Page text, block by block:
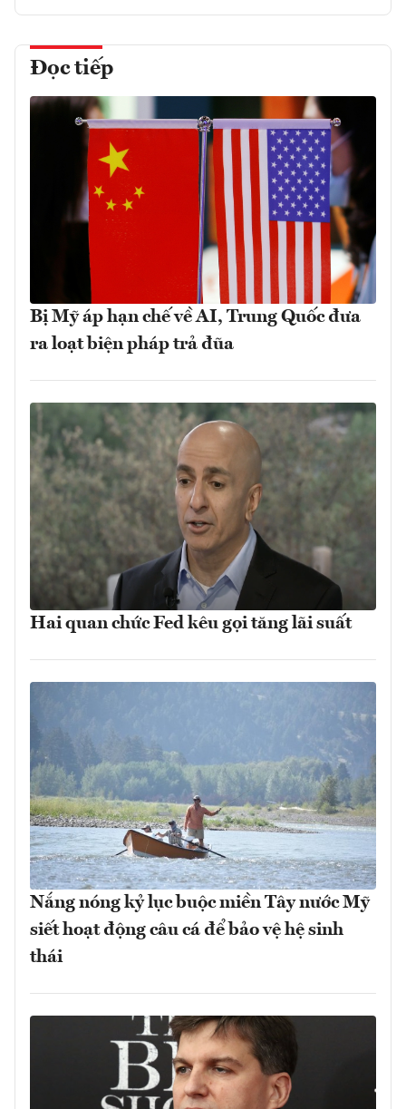
Đọc tiếp
Bị Mỹ áp hạn chế về AI, Trung Quốc đưa
ra loạt biện pháp trả đũa
Hai quan chức Fed kêu gọi tăng lãi suất
Nắng nóng kỷ lục buộc miền Tây nước Mỹ
siết hoạt động câu cá để bảo vệ hệ sinh
thái